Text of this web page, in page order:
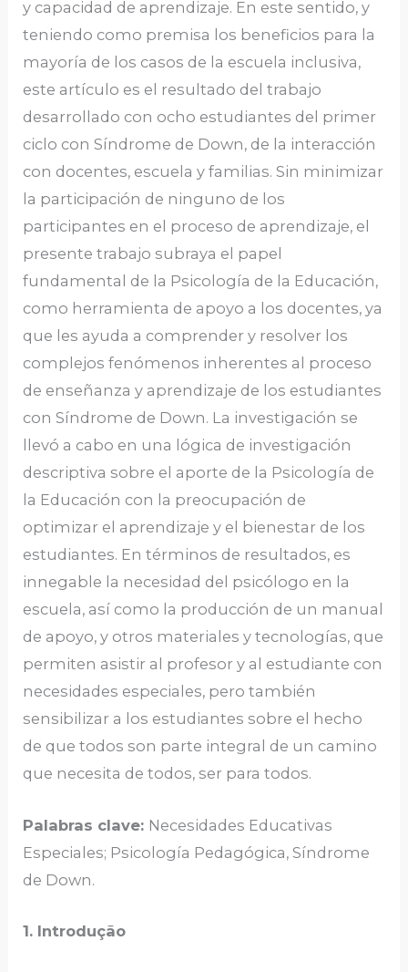
y capacidad de aprendizaje. En este sentido, y
teniendo como premisa los beneficios para la
mayoría de los casos de la escuela inclusiva,
este artículo es el resultado del trabajo
desarrollado con ocho estudiantes del primer
ciclo con Síndrome de Down, de la interacción
con docentes, escuela y familias. Sin minimizar
la participación de ninguno de los
participantes en el proceso de aprendizaje, el
presente trabajo subraya el papel
fundamental de la Psicología de la Educación,
como herramienta de apoyo a los docentes, ya
que les ayuda a comprender y resolver los
complejos fenómenos inherentes al proceso
de enseñanza y aprendizaje de los estudiantes
con Síndrome de Down. La investigación se
llevó a cabo en una lógica de investigación
descriptiva sobre el aporte de la Psicología de
la Educación con la preocupación de
optimizar el aprendizaje y el bienestar de los
estudiantes. En términos de resultados, es
innegable la necesidad del psicólogo en la
escuela, así como la producción de un manual
de apoyo, y otros materiales y tecnologías, que
permiten asistir al profesor y al estudiante con
necesidades especiales, pero también
sensibilizar a los estudiantes sobre el hecho
de que todos son parte integral de un camino
que necesita de todos, ser para todos.
Palabras clave: Necesidades Educativas
Especiales; Psicología Pedagógica, Síndrome
de Down.
1. Introdução